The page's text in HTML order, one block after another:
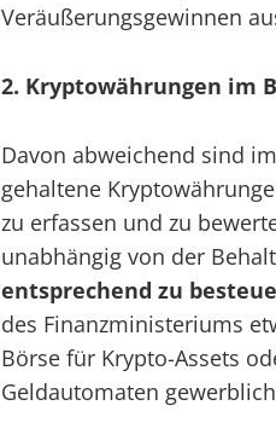
Veräußerungsgewinnen
2. Kryptowährungen im
Davon abweichend sind
gehaltene
zu erfassen und zu
unabhängig von der
entsprechend zu
des Finanzministeriums
Börse für Krypto-Assets
Geldautomaten